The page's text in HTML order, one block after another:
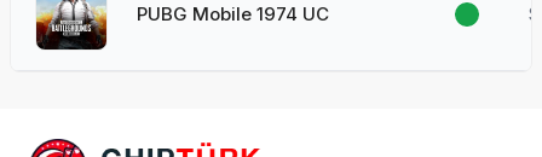
PUBG Mobile 1974 UC